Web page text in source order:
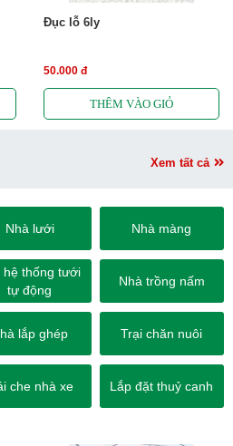
Đục lỗ 6ly
50.000 đ
Nhà lưới Nhà màng
hệ thống tưới
tự động
Nhà trồng nấm
lắp ghép Trại chăn nuôi
che nhà xe Lắp đặt thuỷ canh
Xem tất cả